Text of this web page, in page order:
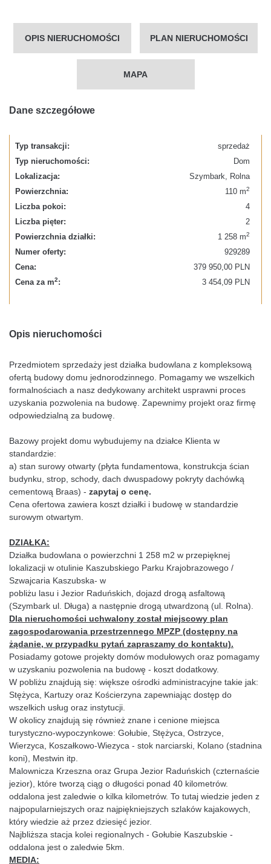
OPIS NIERUCHOMOŚCI PLAN NIERUCHOMOŚCI
MAPA
Dane szczegółowe
Typ transakcji:
sprzedaż
Typ nieruchomości:
Dom
Lokalizacja:
Szymbark, Rolna
Powierzchnia:
110 m2
Liczba pokoi:
4
Liczba pięter:
2
Powierzchnia działki:
1 258 m2
Numer oferty:
929289
Cena:
379 950,00 PLN
Cena za m2: 3 454,09 PLN
Opis nieruchomości
Przedmiotem sprzedaży jest działka budowlana z kompleksową
ofertą budowy domu jednorodzinnego. Pomagamy we wszelkich
formalnościach a nasz dedykowany architekt usprawni proces
uzyskania pozwolenia na budowę. Zapewnimy projekt oraz firmę
odpowiedzialną za budowę.
Bazowy projekt domu wybudujemy na działce Klienta w
standardzie:
a) stan surowy otwarty (płyta fundamentowa, konstrukcja ścian
budynku, strop, schody, dach dwuspadowy pokryty dachówką
cementową Braas) - zapytaj o cenę.
Cena ofertowa zawiera koszt działki i budowę w standardzie
surowym otwartym.
DZIAŁKA:
Działka budowlana o powierzchni 1 258 m2 w przepięknej
lokalizacji w otulinie Kaszubskiego Parku Krajobrazowego /
Szwajcaria Kaszubska- w
pobliżu lasu i Jezior Raduńskich, dojazd drogą asfaltową
(Szymbark ul. Długa) a następnie drogą utwardzoną (ul. Rolna).
Dla nieruchomości uchwalony został miejscowy plan
zagospodarowania przestrzennego MPZP (dostępny na
żądanie, w przypadku pytań zapraszamy do kontaktu).
Posiadamy gotowe projekty domów modułowych oraz pomagamy
w uzyskaniu pozwolenia na budowę - koszt dodatkowy.
W pobliżu znajdują się: większe ośrodki administracyjne takie jak:
Stężyca, Kartuzy oraz Kościerzyna zapewniając dostęp do
wszelkich usług oraz instytucji.
W okolicy znajdują się również znane i cenione miejsca
turystyczno-wypoczynkowe: Gołubie, Stężyca, Ostrzyce,
Wierzyca, Koszałkowo-Wiezyca - stok narciarski, Kolano (stadnina
koni), Mestwin itp.
Malownicza Krzeszna oraz Grupa Jezior Raduńskich (czternaście
jezior), które tworzą ciąg o długości ponad 40 kilometrów.
oddalona jest zaledwie o kilka kilometrów. To tutaj wiedzie jeden z
najpopularniejszych oraz najpiękniejszych szlaków kajakowych,
który wiedzie aż przez dziesięć jezior.
Najbliższa stacja kolei regionalnych - Gołubie Kaszubskie -
oddalona jest o zaledwie 5km.
MEDIA: